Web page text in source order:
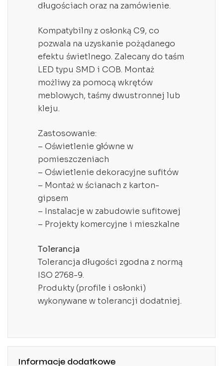
długościach oraz na zamówienie.
Kompatybilny z osłonką C9, co
pozwala na uzyskanie pożądanego
efektu świetlnego. Zalecany do taśm
LED typu SMD i COB. Montaż
możliwy za pomocą wkrętów
meblowych, taśmy dwustronnej lub
kleju.
Zastosowanie:
– Oświetlenie główne w
pomieszczeniach
– Oświetlenie dekoracyjne sufitów
– Montaż w ścianach z karton-
gipsem
– Instalacje w zabudowie sufitowej
– Projekty komercyjne i mieszkalne
Tolerancja
Tolerancja długości zgodna z normą
ISO 2768-9.
Produkty (profile i osłonki)
wykonywane w tolerancji dodatniej.
Informacje dodatkowe